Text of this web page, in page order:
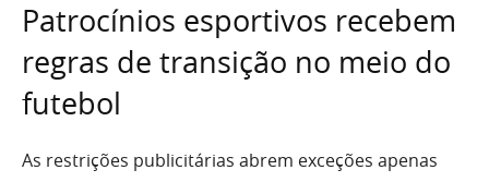
Patrocínios esportivos recebem
regras de transição no meio do
futebol
As restrições publicitárias abrem exceções apenas